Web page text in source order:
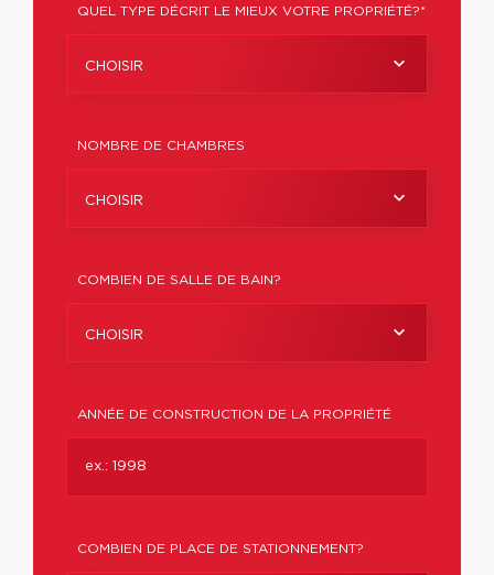
QUEL TYPE DÉCRIT LE MIEUX VOTRE PROPRIÉTÉ?*
CHOISIR
NOMBRE DE CHAMBRES
CHOISIR
COMBIEN DE SALLE DE BAIN?
CHOISIR
ANNÉE DE CONSTRUCTION DE LA PROPRIÉTÉ
COMBIEN DE PLACE DE STATIONNEMENT?